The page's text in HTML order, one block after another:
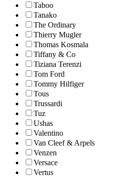
Taboo
Tanako
The Ordinary
Thierry Mugler
Thomas Kosmala
Tiffany & Co
Tiziana Terenzi
Tom Ford
Tommy Hilfiger
Tous
Trussardi
Tuz
Ushas
Valentino
Van Cleef & Arpels
Venzen
Versace
Vertus